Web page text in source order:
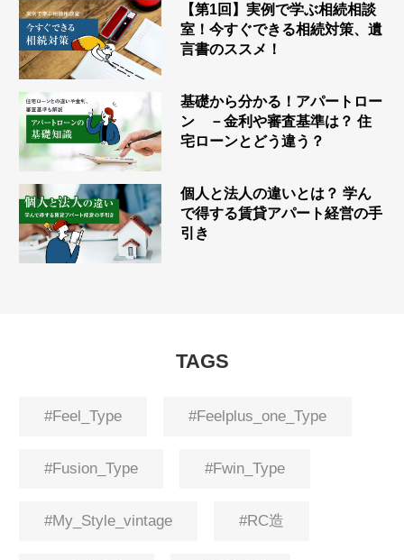
【第1回】実例で学ぶ相続相談
室！今すぐできる相続対策、遺
言書のススメ！
基礎から分かる！アパートロー
ン －金利や審査基準は？ 住
宅ローンとどう違う？
個人と法人の違いとは？ 学ん
で得する賃貸アパート経営の手
引き
TAGS
#Feel_Type #Feelplus_one_Type
#Fusion_Type #Fwin_Type
#My_Style_vintage #RC造